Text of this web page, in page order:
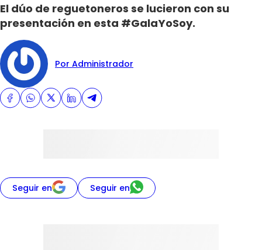
El dúo de reguetoneros se lucieron con su
presentación en esta #GalaYoSoy.
Por Administrador
Seguir en Seguir en